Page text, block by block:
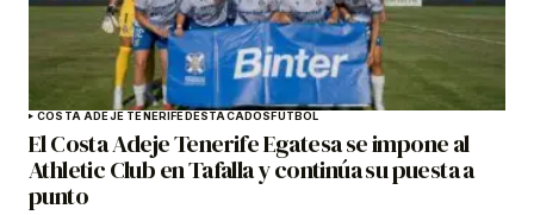
COSTA ADEJE TENERIFEDESTACADOSFÚTBOL
El Costa Adeje Tenerife Egatesa se impone al
Athletic Club en Tafalla y continúa su puesta a
punto